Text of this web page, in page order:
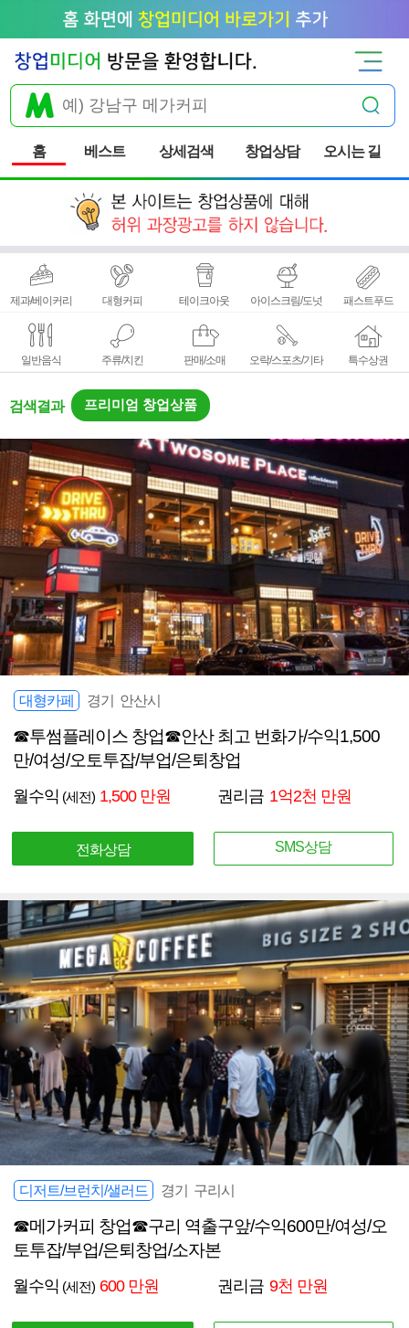
홈 베스트 상세검색 창업상담 오시는 길
제과/베이커리 대형커피 테이크아웃 아이스크림/도넛 패스트푸드
일반음식 주류/치킨 판매/소매 오락/스포츠/기타 특수상권
검색결과 프리미엄 창업상품
대형카페 경기 안산시
☎투썸플레이스 창업☎안산 최고 번화가/수익1,500
만/여성/오토투잡/부업/은퇴창업
월수익 (세전) 1,500 만원 권리금 1억2천 만원
전화상담 SMS상담
디저트/브런치/샐러드 경기 구리시
☎메가커피 창업☎구리 역출구앞/수익600만/여성/오
토투잡/부업/은퇴창업/소자본
월수익 (세전) 600 만원 권리금 9천 만원